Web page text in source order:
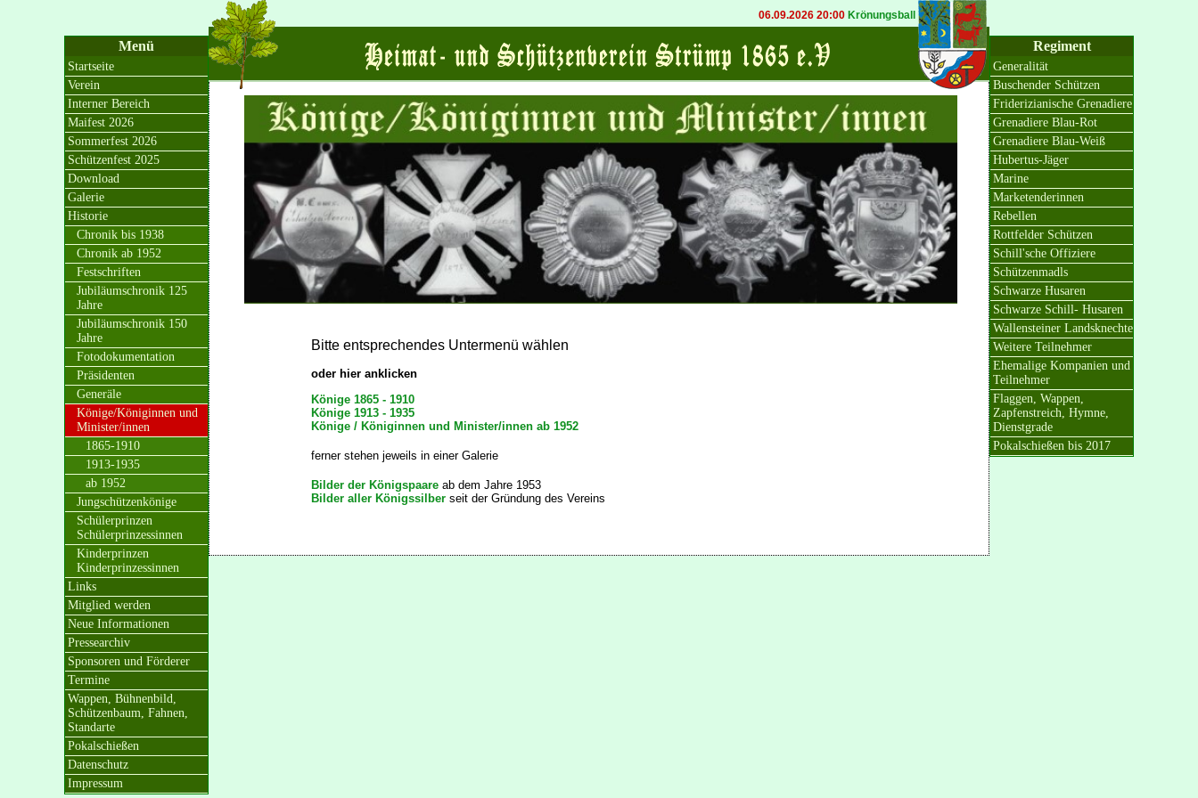
06.09.2026 20:00 Krönungsball in Bösinghoven
Bitte entsprechendes Untermenü wählen
oder hier anklicken
Könige 1865 - 1910
Könige 1913 - 1935
Könige / Königinnen und Minister/innen ab 1952
ferner stehen jeweils in einer Galerie
Bilder der Königspaare ab dem Jahre 1953
Bilder aller Königssilber seit der Gründung des Vereins
Menü
Startseite
Verein
Interner Bereich
Maifest 2026
Sommerfest 2026
Schützenfest 2025
Download
Galerie
Historie
Chronik bis 1938
Chronik ab 1952
Festschriften
Jubiläumschronik 125
Jahre
Jubiläumschronik 150
Jahre
Fotodokumentation
Präsidenten
Generäle
Könige/Königinnen und
Minister/innen
1865-1910
1913-1935
ab 1952
Jungschützenkönige
Schülerprinzen
Schülerprinzessinnen
Kinderprinzen
Kinderprinzessinnen
Links
Mitglied werden
Neue Informationen
Pressearchiv
Sponsoren und Förderer
Termine
Wappen, Bühnenbild,
Schützenbaum, Fahnen,
Standarte
Pokalschießen
Datenschutz
Impressum
Regiment
Generalität
Buschender Schützen
Friderizianische Grenadiere
Grenadiere Blau-Rot
Grenadiere Blau-Weiß
Hubertus-Jäger
Marine
Marketenderinnen
Rebellen
Rottfelder Schützen
Schill'sche Offiziere
Schützenmadls
Schwarze Husaren
Schwarze Schill- Husaren
Wallensteiner Landsknechte
Weitere Teilnehmer
Ehemalige Kompanien und
Teilnehmer
Flaggen, Wappen,
Zapfenstreich, Hymne,
Dienstgrade
Pokalschießen bis 2017